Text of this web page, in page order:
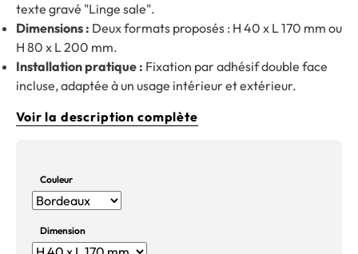
texte gravé "Linge sale".
Dimensions : Deux formats proposés : H 40 x L 170 mm ou
H 80 x L 200 mm.
Installation pratique : Fixation par adhésif double face
incluse, adaptée à un usage intérieur et extérieur.
Voir la description complète
Couleur
Dimension